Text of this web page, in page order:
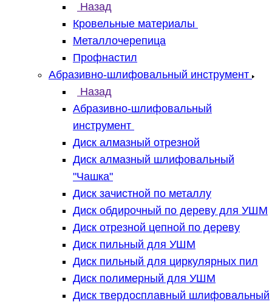
Назад
Кровельные материалы
Металлочерепица
Профнастил
Абразивно-шлифовальный инструмент
Назад
Абразивно-шлифовальный
инструмент
Диск алмазный отрезной
Диск алмазный шлифовальный
"Чашка"
Диск зачистной по металлу
Диск обдирочный по дереву для УШМ
Диск отрезной цепной по дереву
Диск пильный для УШМ
Диск пильный для циркулярных пил
Диск полимерный для УШМ
Диск твердосплавный шлифовальный